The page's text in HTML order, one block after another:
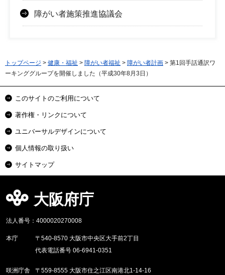
障がい者施策推進協議会
トップページ > 健康・福祉 > 障がい者福祉 > 障がい者計画 > 第1回手話通訳ワ
ーキンググループを開催しました（平成30年8月3日）
このサイトのご利用について
著作権・リンクについて
ユニバーサルデザインについて
個人情報の取り扱い
サイトマップ
大阪府庁
法人番号：4000020270008
本庁
〒540-8570 大阪市中央区大手前2丁目
代表電話番号 06-6941-0351
咲洲庁舎 〒559-8555 大阪市住之江区南港北1-14-16